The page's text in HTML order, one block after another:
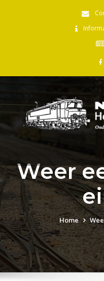
Weer
Home